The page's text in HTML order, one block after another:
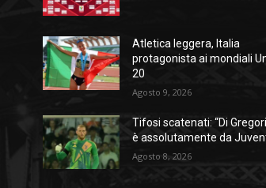
Atletica leggera, Italia
protagonista ai mondiali
20
Agosto 9, 2026
Tifosi scatenati: “Di
è assolutamente da
Agosto 8, 2026